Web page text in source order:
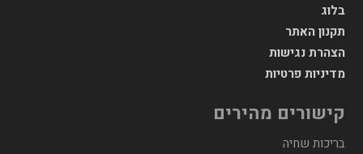
בלוג
תקנון האתר
הצהרת נגישות
מדיניות פרטיות
קישורים מהירים
בריכות שחיה